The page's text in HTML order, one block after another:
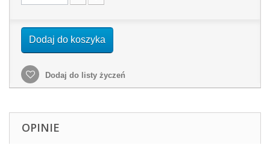
Dodaj do koszyka
Dodaj do listy życzeń
OPINIE